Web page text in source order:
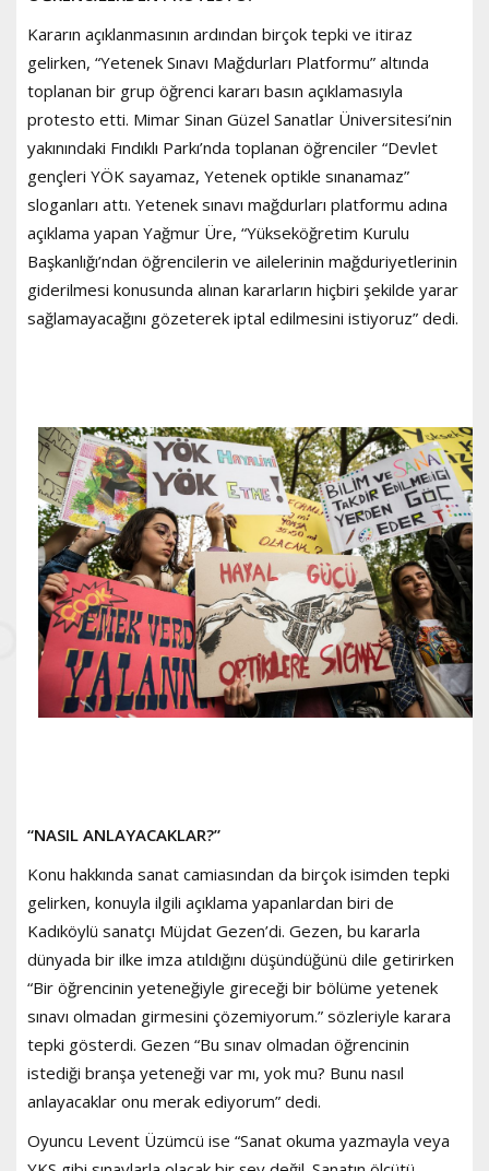
Kararın açıklanmasının ardından birçok tepki ve itiraz
gelirken, “Yetenek Sınavı Mağdurları Platformu” altında
toplanan bir grup öğrenci kararı basın açıklamasıyla
protesto etti. Mimar Sinan Güzel Sanatlar Üniversitesi’nin
yakınındaki Fındıklı Parkı’nda toplanan öğrenciler “Devlet
gençleri YÖK sayamaz, Yetenek optikle sınanamaz”
sloganları attı. Yetenek sınavı mağdurları platformu adına
açıklama yapan Yağmur Üre, “Yükseköğretim Kurulu
Başkanlığı’ndan öğrencilerin ve ailelerinin mağduriyetlerinin
giderilmesi konusunda alınan kararların hiçbiri şekilde yarar
sağlamayacağını gözeterek iptal edilmesini istiyoruz” dedi.
“NASIL ANLAYACAKLAR?”
Konu hakkında sanat camiasından da birçok isimden tepki
gelirken, konuyla ilgili açıklama yapanlardan biri de
Kadıköylü sanatçı Müjdat Gezen’di. Gezen, bu kararla
dünyada bir ilke imza atıldığını düşündüğünü dile getirirken
“Bir öğrencinin yeteneğiyle gireceği bir bölüme yetenek
sınavı olmadan girmesini çözemiyorum.” sözleriyle karara
tepki gösterdi. Gezen “Bu sınav olmadan öğrencinin
istediği branşa yeteneği var mı, yok mu? Bunu nasıl
anlayacaklar onu merak ediyorum” dedi.
Oyuncu Levent Üzümcü ise “Sanat okuma yazmayla veya